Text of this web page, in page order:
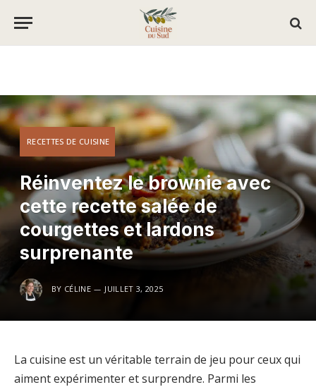
RECETTES DE CUISINE
Réinventez le brownie avec
cette recette salée de
courgettes et lardons
surprenante
BY CÉLINE JUILLET 3, 2025
La cuisine est un véritable terrain de jeu pour ceux qui
aiment expérimenter et surprendre. Parmi les